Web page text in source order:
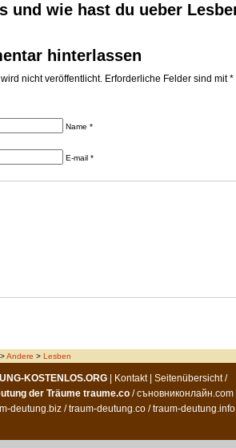
und wie hast du ueber
hinterlassen
nicht veröffentlicht. Erforderliche Felder sind mit *
Name *
E-mail *
>Andere > Lesben
KOSTENLOS.ORG Kontakt| Seitenübersicht/
der Träume traume.co /съновниконлайн.com
deutung.biz /traum-deutung.co /traum-deutung.info